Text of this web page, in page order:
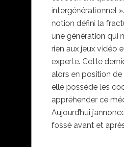
intergénérationnel
notion défini la
une génération qui
rien aux jeux vidéo
experte. Cette
alors en position
elle possède les
appréhender ce
Aujourd’hui
fossé avant et